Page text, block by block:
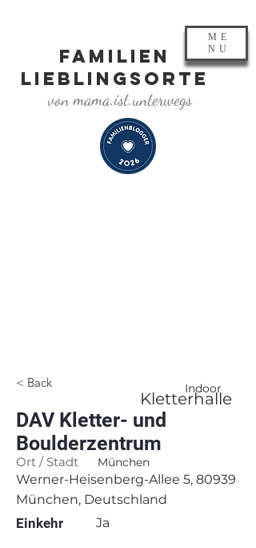
FAMILIEN
LIEBLINGSORTE
von mama.ist.unterwegs
ME
NU
< Back
Kletterhalle
DAV Kletter- und
Boulderzentrum
München
Werner-Heisenberg-Allee 5, 80939
München, Deutschland
Ort / Stadt
Einkehr Ja
Indoor